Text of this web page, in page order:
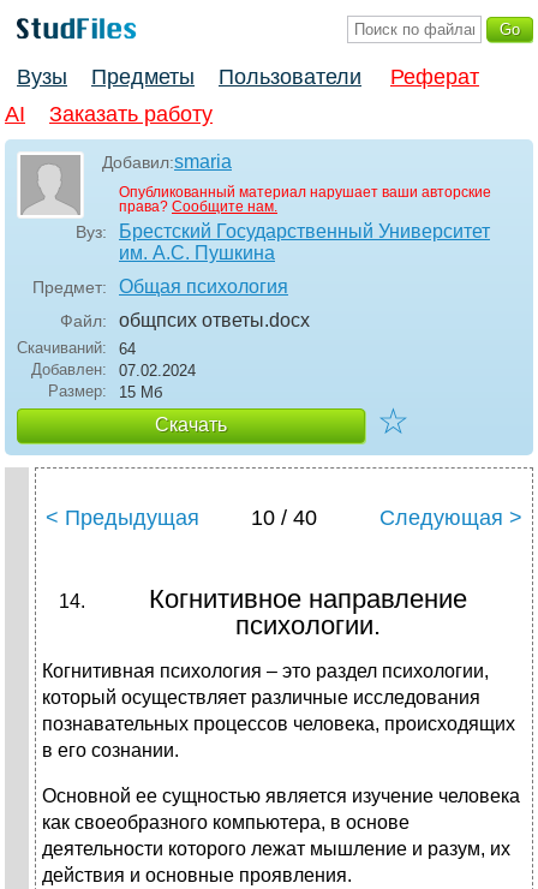
Вузы Предметы Пользователи
Реферат
AI
Заказать работу
Добавил:smaria
Опубликованный материал нарушает ваши авторские
права? Сообщите нам.
Вуз:
Брестский Государственный Университет
им. А.С. Пушкина
Предмет: Общая психология
Файл: общпсих ответы.docx
Скачиваний:
64
Добавлен:
07.02.2024
Размер:
15 Мб
Скачать ☆
< Предыдущая 10 / 40 Следующая >
Когнитивное направление
психологии.
Когнитивная психология – это раздел психологии,
который осуществляет различные исследования
познавательных процессов человека, происходящих
в его сознании.
Основной ее сущностью является изучение человека
как своеобразного компьютера, в основе
деятельности которого лежат мышление и разум, их
действия и основные проявления.